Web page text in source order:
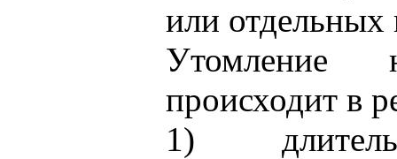
или
Утомление
происходит в
1)